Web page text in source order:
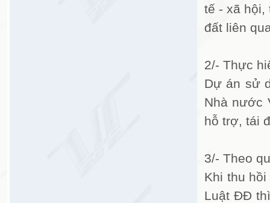
tế - xã hội,
đất liên
2/- Thực
Dự án sử
Nhà nước
hỗ trợ, tái
3/- Theo
Khi thu
Luật ĐĐ